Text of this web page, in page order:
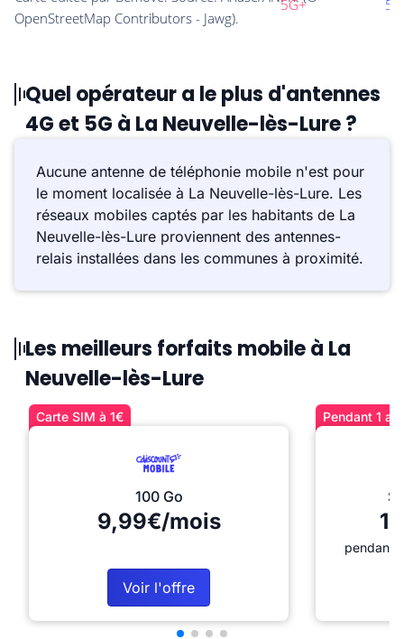
Quel opérateur a le plus d'antennes
4G et 5G à La Neuvelle-lès-Lure ?
Aucune antenne de téléphonie mobile n'est pour
le moment localisée à La Neuvelle-lès-Lure. Les
réseaux mobiles captés par les habitants de La
Neuvelle-lès-Lure proviennent des antennes-
relais installées dans les communes à proximité.
Les meilleurs forfaits mobile à La
Neuvelle-lès-Lure
Carte SIM à 1€
100 Go
9,99€/mois
Voir l'offre
Pendant 1
pendant